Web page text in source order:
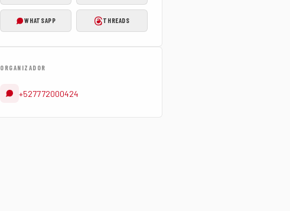
WHATSAPP THREADS
ORGANIZADOR
+527772000424